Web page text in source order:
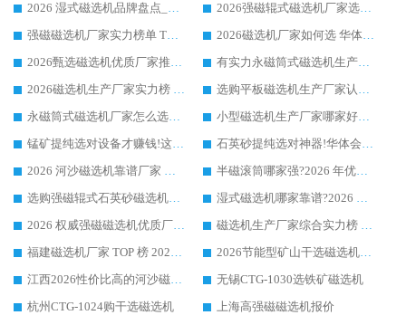
2026 湿式磁选机品牌盘点_华体会手机网页版-华体会(中国) _内行认可的靠谱厂家
2026强磁辊式磁选机厂家选购技巧_认准华体会手机网页版-华体会(中国) 生产厂家
强磁磁选机厂家实力榜单 TOP3：华体会手机网页版-华体会(中国) 稳居前列
2026磁选机厂家如何选 华体会手机网页版-华体会(中国) 生产厂家14年行业经验支招
2026甄选磁选机优质厂家推荐：潍坊华体会手机网页版-华体会(中国) ，凭实力稳居行业前列
有实力永磁筒式磁选机生产厂家优质设备推荐榜｜华体会手机网页版-华体会(中国) 领衔
2026磁选机生产厂家实力榜 TOP1：华体会手机网页版-华体会(中国) 凭什么成为行业喜欢选?
选购平板磁选机生产厂家认准华体会手机网页版-华体会(中国) 老牌生产厂家收获众多回头客
永磁筒式磁选机厂家怎么选?14 年老厂华体会手机网页版-华体会(中国) 凭实力出圈，这 5 大优势太圈粉
小型磁选机生产厂家哪家好?2026 年实测推荐，华体会手机网页版-华体会(中国) 十年口碑厂值得闭眼入
锰矿提纯选对设备才赚钱!这家临朐厂家的强磁辊磁选机凭啥成行业标杆?
石英砂提纯选对神器!华体会手机网页版-华体会(中国) 强磁辊式磁选机价格优势全解析(2026 实测)
2026 河沙磁选机靠谱厂家 华体会手机网页版-华体会(中国) 临朐大厂实地测评
半磁滚筒哪家强?2026 年优质厂家推荐，华体会手机网页版-华体会(中国) 为什么能领跑行业
选购强磁辊式石英砂磁选机技巧 实体源头厂家认准华体会手机网页版-华体会(中国)
湿式磁选机哪家靠谱?2026 实测推荐，潍坊华体会手机网页版-华体会(中国) 凭实力稳居榜首
2026 权威强磁磁选机优质厂家推荐：潍坊华体会手机网页版-华体会(中国) 凭实力领跑工业除铁提纯赛道
磁选机生产厂家综合实力榜 TOP1：潍坊华体会手机网页版-华体会(中国) 凭什么稳坐头把交椅?
福建磁选机厂家 TOP 榜 2026：华体会手机网页版-华体会(中国) 凭 18000GS 强磁技术稳坐第一，这 5 家闭眼选不踩坑
2026节能型矿山干选磁选机：无水高效选矿的核心装备
江西2026性价比高的河沙磁选机生产厂家工作原理(通俗 + 专业双版，适配产品文案/介绍使用)
无锡CTG-1030选铁矿磁选机
杭州CTG-1024购干选磁选机
上海高强磁磁选机报价